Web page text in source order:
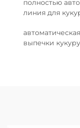
полностью
линия для
выпечки